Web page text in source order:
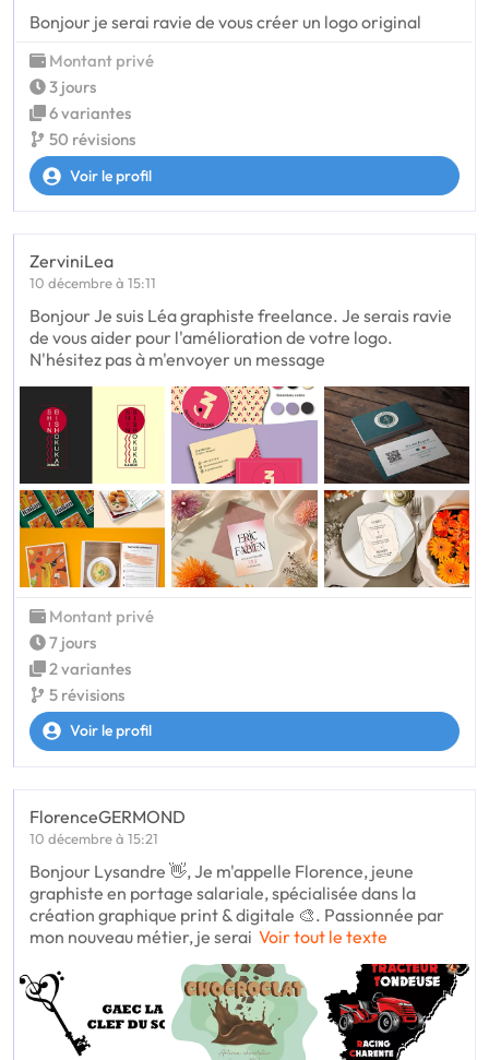
Bonjour je serai ravie de vous créer un logo original
Montant privé
3 jours
6 variantes
50 révisions
Voir le profil
ZerviniLea
10 décembre à 15:11
Bonjour Je suis Léa graphiste freelance. Je serais ravie
de vous aider pour l'amélioration de votre logo.
N'hésitez pas à m'envoyer un message
Montant privé
7 jours
2 variantes
5 révisions
Voir le profil
FlorenceGERMOND
10 décembre à 15:21
Bonjour Lysandre 👋, Je m'appelle Florence, jeune
graphiste en portage salariale, spécialisée dans la
création graphique print & digitale 🎨. Passionnée par
mon nouveau métier, je serai Voir tout le texte